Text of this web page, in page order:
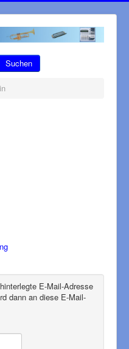
Suchen
E-Mail-Adresse
dann an diese E-Mail-